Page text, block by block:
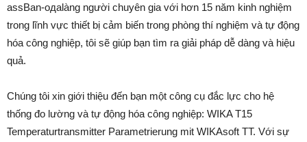
assBan-одalàng người chuyên gia với hơn 15 năm kinh nghiệm
trong lĩnh vực thiết bị cảm biến trong phòng thí nghiệm và tự động
hóa công nghiệp, tôi sẽ giúp bạn tìm ra giải pháp dễ dàng và hiệu
quả.
Chúng tôi xin giới thiệu đến bạn một công cụ đắc lực cho hệ
thống đo lường và tự động hóa công nghiệp: WIKA T15
Temperaturtransmitter Parametrierung mit WIKAsoft TT. Với sự